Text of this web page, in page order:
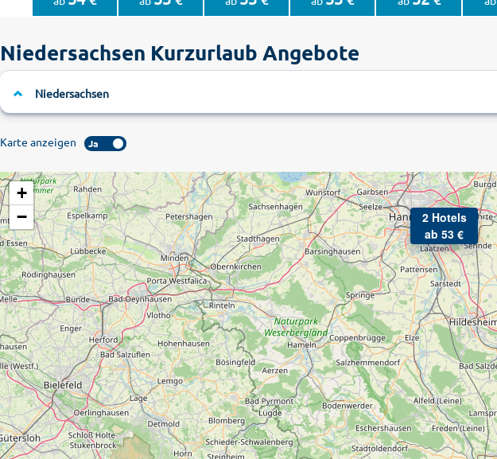
Niedersachsen Kurzurlaub Angebote
Niedersachsen
Karte anzeigen Ja
2 Hotels
ab 53 €
+
−